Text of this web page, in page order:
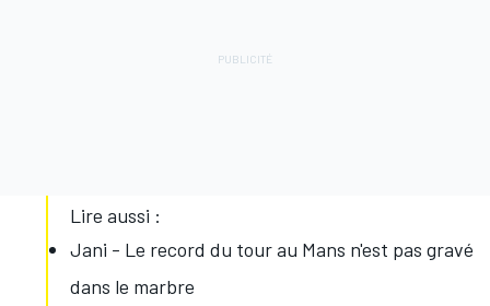
Lire aussi :
Jani - Le record du tour au Mans n'est pas gravé
dans le marbre